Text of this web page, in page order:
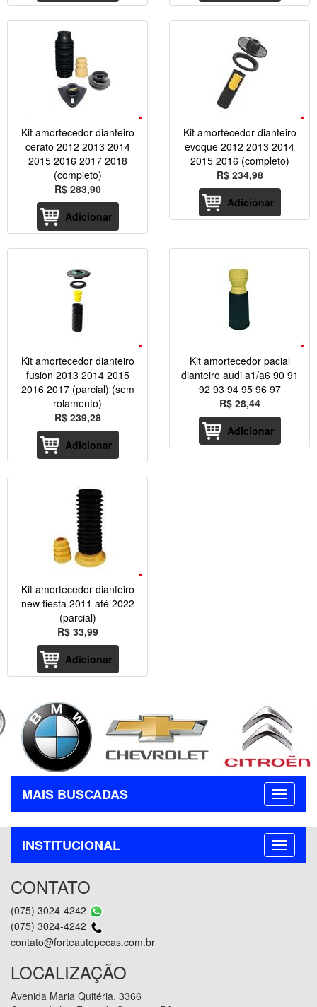
Kit amortecedor dianteiro
cerato 2012 2013 2014
2015 2016 2017 2018
(completo)
R$ 283,90
Adicionar
Kit amortecedor dianteiro
evoque 2012 2013 2014
2015 2016 (completo)
R$ 234,98
Adicionar
Kit amortecedor dianteiro
fusion 2013 2014 2015
2016 2017 (parcial) (sem
rolamento)
R$ 239,28
Adicionar
Kit amortecedor pacial
dianteiro audi a1/a6 90 91
92 93 94 95 96 97
R$ 28,44
Adicionar
Kit amortecedor dianteiro
new fiesta 2011 até 2022
(parcial)
R$ 33,99
Adicionar
MAIS BUSCADAS
INSTITUCIONAL
CONTATO
(075) 3024-4242
(075) 3024-4242
contato@forteautopecas.com.br
LOCALIZAÇÃO
Avenida Maria Quitéria, 3366